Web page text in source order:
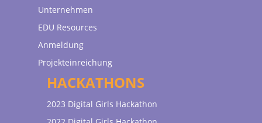
Unternehmen
EDU Resources
Anmeldung
Projekteinreichung
HACKATHONS
2023 Digital Girls Hackathon